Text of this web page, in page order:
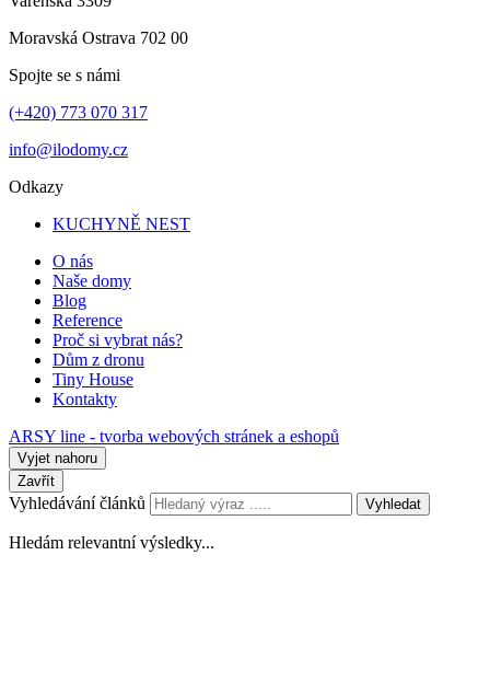
Moravská Ostrava 702 00
Spojte se s námi
(+420) 773 070 317
info@ilodomy.cz
Odkazy
KUCHYNĚ NEST
O nás
Naše domy
Blog
Reference
Proč si vybrat nás?
Dům z dronu
Tiny House
Kontakty
ARSY line - tvorba webových stránek a eshopů
Vyjet nahoru
Zavřít
Vyhledávání článků Vyhledat
Hledám relevantní výsledky...